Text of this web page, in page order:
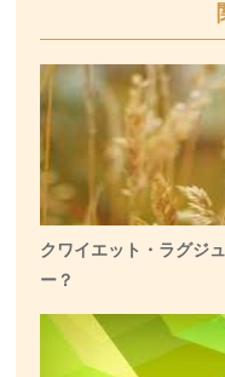
クワイエット・ラグジ
ー？